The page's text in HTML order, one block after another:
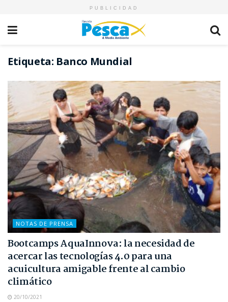
PUBLICIDAD
Etiqueta: Banco Mundial
NOTAS DE PRENSA
Bootcamps AquaInnova: la necesidad de
acercar las tecnologías 4.0 para una
acuicultura amigable frente al cambio
climático
20/10/2021